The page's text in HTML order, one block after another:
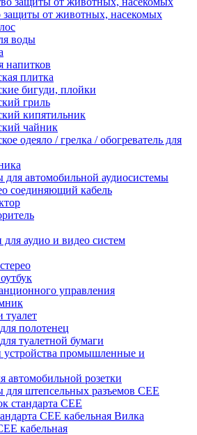
защиты от животных, насекомых
воды
напитков
плитка
бигуди, плойки
гриль
кипятильник
чайник
одеяло / грелка / обогреватель для
для автомобильной аудиосистемы
соединяющий кабель
аудио и видео систем
управления
туалет
полотенец
туалетной бумаги
устройства промышленные и
автомобильной розетки
для штепсельных разъемов CEE
стандарта CEE
Вилка
кабельная